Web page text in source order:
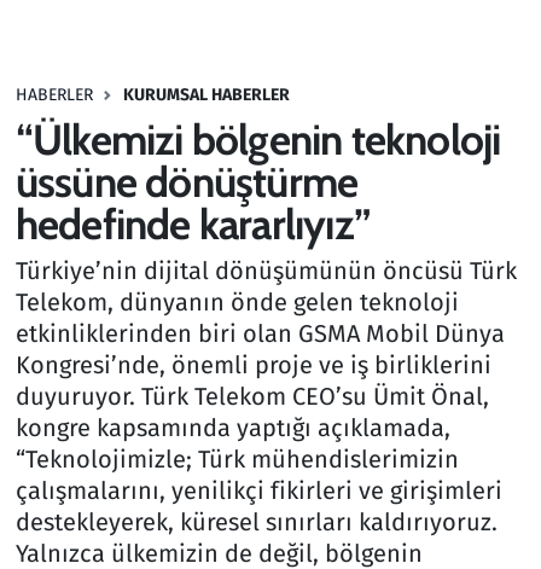
HABERLER KURUMSAL HABERLER
“Ülkemizi bölgenin teknoloji
üssüne dönüştürme
hedefinde kararlıyız”
Türkiye’nin dijital dönüşümünün öncüsü Türk
Telekom, dünyanın önde gelen teknoloji
etkinliklerinden biri olan GSMA Mobil Dünya
Kongresi’nde, önemli proje ve iş birliklerini
duyuruyor. Türk Telekom CEO’su Ümit Önal,
kongre kapsamında yaptığı açıklamada,
“Teknolojimizle; Türk mühendislerimizin
çalışmalarını, yenilikçi fikirleri ve girişimleri
destekleyerek, küresel sınırları kaldırıyoruz.
Yalnızca ülkemizin de değil, bölgenin
Haber
Kültür Sanat
Kurumsal Haberler
Lezzet Durağı
Memur ve Kamu
Otomobil
Oyun
Ramazan